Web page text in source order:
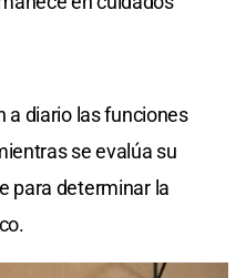
a diario las funciones
se evalúa su
para determinar la